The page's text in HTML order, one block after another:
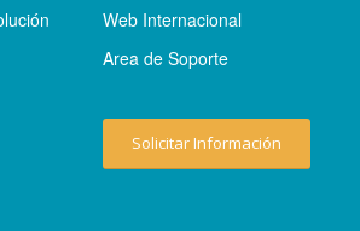
Web Internacional
Area de Soporte
Solicitar Información